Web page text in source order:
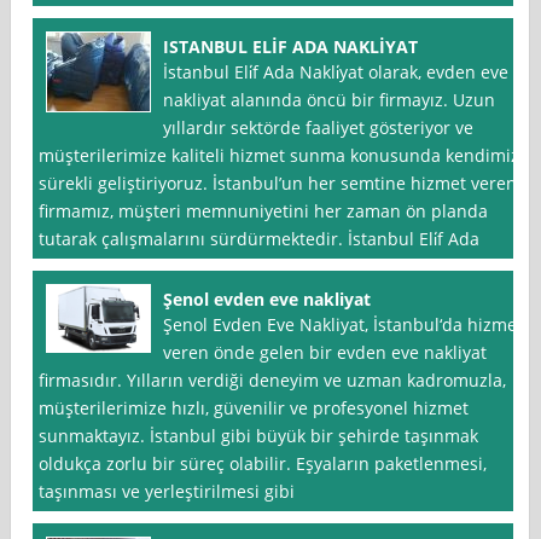
ISTANBUL ELİF ADA NAKLİYAT
İstanbul Eli̇f Ada Nakli̇yat olarak, evden eve
nakliyat alanında öncü bir firmayız. Uzun
yıllardır sektörde faaliyet gösteriyor ve
müşterilerimize kaliteli hizmet sunma konusunda kendimizi
sürekli geliştiriyoruz. İstanbul’un her semtine hizmet veren
firmamız, müşteri memnuniyetini her zaman ön planda
tutarak çalışmalarını sürdürmektedir. İstanbul Eli̇f Ada
Şenol evden eve nakliyat
Şenol Evden Eve Nakliyat, İstanbul‘da hizmet
veren önde gelen bir evden eve nakliyat
firmasıdır. Yılların verdiği deneyim ve uzman kadromuzla,
müşterilerimize hızlı, güvenilir ve profesyonel hizmet
sunmaktayız. İstanbul gibi büyük bir şehirde taşınmak
oldukça zorlu bir süreç olabilir. Eşyaların paketlenmesi,
taşınması ve yerleştirilmesi gibi